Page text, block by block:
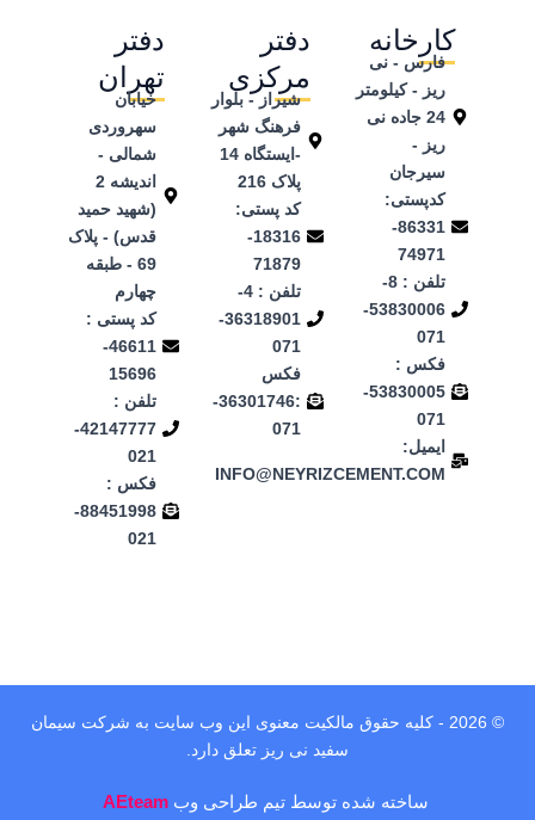
کارخانه
فارس - نی
ریز - کیلومتر
24 جاده نی
ریز -
سیرجان
کدپستی:
86331-
74971
تلفن ‌: 8-
53830006-
071
فکس :
53830005-
071
ایمیل:
INFO@NEYRIZCEMENT.COM
دفتر
مرکزی
شیراز - بلوار
فرهنگ شهر
-ایستگاه 14
پلاک 216
کد پستی:
18316-
71879
تلفن : 4-
36318901-
071
فکس
:36301746-
071
دفتر
تهران
خیابان
سهروردی
شمالی -
اندیشه 2
(شهید حمید
قدس) - پلاک
69 - طبقه
چهارم
کد پستی :
46611-
15696
تلفن :
42147777-
021
فکس :
88451998-
021
© 2026 - کلیه حقوق مالکیت معنوی این وب‌ سایت به شرکت سیمان
سفید نی ریز تعلق دارد.
ساخته شده توسط تیم طراحی وب AEteam